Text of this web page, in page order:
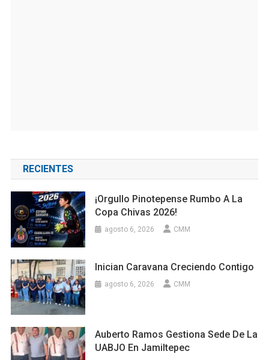
RECIENTES
¡Orgullo Pinotepense Rumbo A La
Copa Chivas 2026!
agosto 6, 2026 CMM
Inician Caravana Creciendo Contigo
agosto 6, 2026 CMM
Auberto Ramos Gestiona Sede De La
UABJO En Jamiltepec